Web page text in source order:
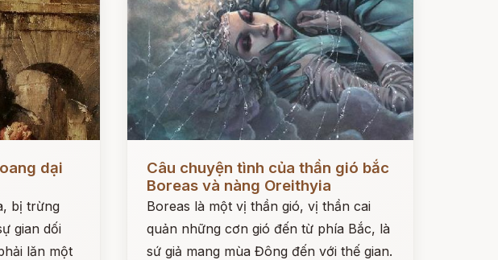
dại
bị trừng
gian dối
lăn một
Câu chuyện tình của thần gió bắc
Boreas và nàng Oreithyia
Boreas là một vị thần gió, vị thần cai
quản những cơn gió đến từ phía Bắc, là
sứ giả mang mùa Đông đến với thế gian.